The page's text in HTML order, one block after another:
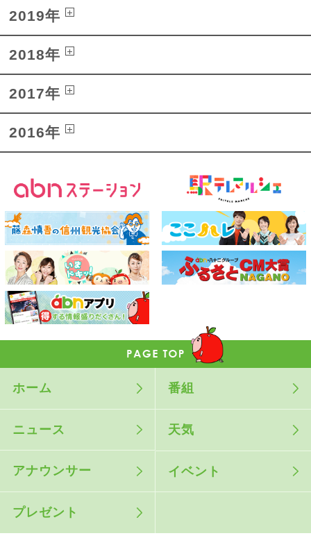
2019年
2018年
2017年
2016年
ホーム 番組
ニュース 天気
アナウンサー イベント
プレゼント